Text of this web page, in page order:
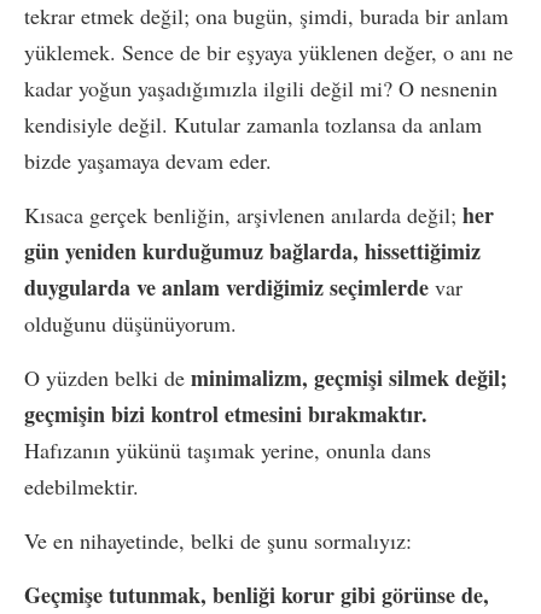
tekrar etmek değil; ona bugün, şimdi, burada bir anlam
yüklemek. Sence de bir eşyaya yüklenen değer, o anı ne
kadar yoğun yaşadığımızla ilgili değil mi? O nesnenin
kendisiyle değil. Kutular zamanla tozlansa da anlam
bizde yaşamaya devam eder.
Kısaca gerçek benliğin, arşivlenen anılarda değil; her
gün yeniden kurduğumuz bağlarda, hissettiğimiz
duygularda ve anlam verdiğimiz seçimlerde var
olduğunu düşünüyorum.
O yüzden belki de minimalizm, geçmişi silmek değil;
geçmişin bizi kontrol etmesini bırakmaktır.
Hafızanın yükünü taşımak yerine, onunla dans
edebilmektir.
Ve en nihayetinde, belki de şunu sormalıyız:
Geçmişe tutunmak, benliği korur gibi görünse de,